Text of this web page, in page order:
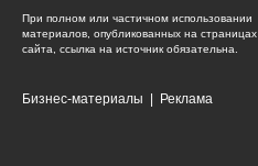
При полном или частичном использовании
материалов, опубликованных на страницах
сайта, ссылка на источник обязательна.
Бизнес-материалы Реклама